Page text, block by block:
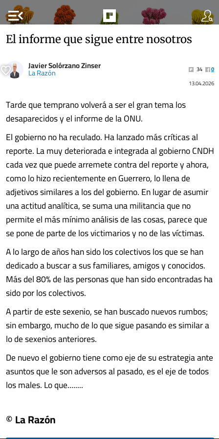
menu_open
El informe que sigue entre nosotros
Javier Solórzano Zinser
La Razón 34
0
13.04.2026
Tarde que temprano volverá a ser el gran tema los
desaparecidos y el informe de la ONU.
El gobierno no ha reculado. Ha lanzado más críticas al
reporte. La muy deteriorada e integrada al gobierno CNDH
cada vez que puede arremete contra del reporte y ahora,
como lo hizo recientemente en Guerrero, lo llena de
adjetivos similares a los del gobierno. En lugar de asumir
una actitud analítica, se suma una militancia que no
permite el más mínimo análisis de las cosas, parece que
se pone de parte de los victimarios y no de las víctimas.
A lo largo de años han sido los colectivos los que se han
dedicado a buscar a sus familiares, amigos y conocidos.
Más del 80% de las personas que han sido encontradas ha
sido por los colectivos.
A partir de este sexenio, se han buscado nuevos rumbos;
sin embargo, mucho de lo que sigue pasando es similar a
lo de sexenios anteriores.
De nuevo el gobierno tiene como eje de su estrategia ante
asuntos que le son adversos al pasado, es el eje de todos
los males. Lo que........
© La Razón